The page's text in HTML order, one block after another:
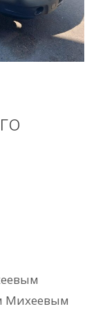
Михеевым